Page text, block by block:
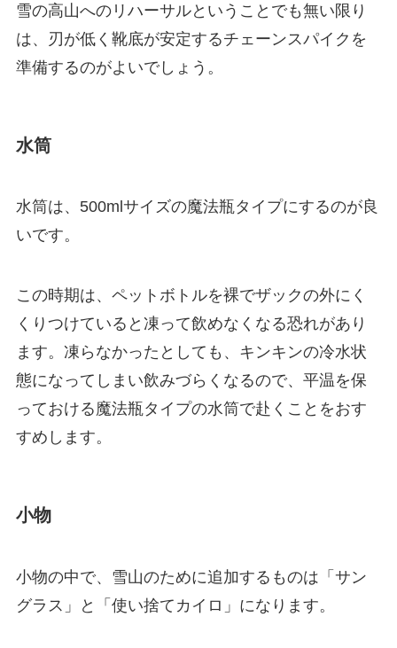
雪の高山へのリハーサルということでも無い限り
は、刃が低く靴底が安定するチェーンスパイクを
準備するのがよいでしょう。
水筒
水筒は、 500mlサイズの魔法瓶タイプにするのが良
いです。
この時期は、ペットボトルを裸でザックの外にく
くりつけていると凍って飲めなくなる恐れがあり
ます。凍らなかったとしても、キンキンの冷水状
態になってしまい飲みづらくなるので、平温を保
っておける魔法瓶タイプの水筒で赴くことをおす
すめします。
小物
小物の中で、 雪山のために追加するものは「サン
グラス」と「使い捨てカイロ」 になります。